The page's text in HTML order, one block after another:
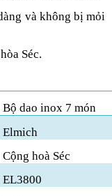
và không bị mỏi
Séc.
Bộ dao inox 7 món
Elmich
Cộng hoà Séc
EL3800